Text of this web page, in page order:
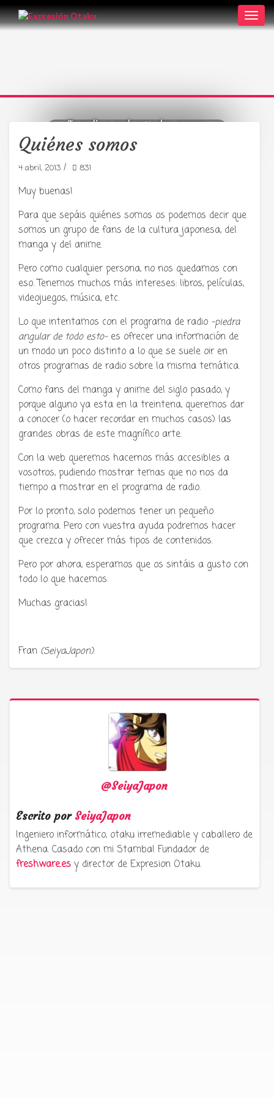
Tu radio y podcast sobre manga,
Quiénes somos
4 abril, 2013 / 831
Muy buenas!
Para que sepáis quiénes somos os podemos decir que
somos un grupo de fans de la cultura japonesa, del
manga y del anime.
Pero como cualquier persona, no nos quedamos con
eso. Tenemos muchos más intereses: libros, películas,
videojuegos, música, etc.
Lo que intentamos con el programa de radio -piedra
angular de todo esto-es ofrecer una información de
un modo un poco distinto a lo que se suele oir en
otros programas de radio sobre la misma temática.
Como fans del manga y anime del siglo pasado, y
porque alguno ya esta en la treintena, queremos dar
a conocer (o hacer recordar en muchos casos) las
grandes obras de este magnífico arte.
Con la web queremos hacernos más accesibles a
vosotros, pudiendo mostrar temas que no nos da
tiempo a mostrar en el programa de radio.
Por lo pronto, solo podemos tener un pequeño
programa. Pero con vuestra ayuda podremos hacer
que crezca y ofrecer más tipos de contenidos.
Pero por ahora, esperamos que os sintáis a gusto con
todo lo que hacemos.
Muchas gracias!
Fran (SeiyaJapon).
@SeiyaJapon
Escrito por SeiyaJapon
Ingeniero informático, otaku irremediable y caballero de
Athena. Casado con mi Stamba! Fundador de
freshware.es y director de Expresion Otaku.